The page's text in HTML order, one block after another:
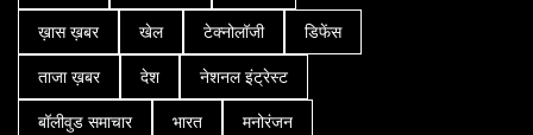
ख़ास ख़बर
खेल टेक्नोलॉजी
डिफेंस
ताजा ख़बर
देश
नेशनल इंट्रेस्ट
बॉलीवुड समाचार
भारत
मनोरंजन